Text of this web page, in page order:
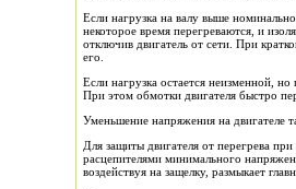
Если нагрузка на валу выше
некоторое время перегреваются, и
отключив двигатель от сети. При
его.
Если нагрузка остается неизменной,
При этом обмотки двигателя быстро
Уменьшение напряжения на двигателе
Для защиты двигателя от перегрева
расцепителями минимального
воздействуя на защелку, размыкает